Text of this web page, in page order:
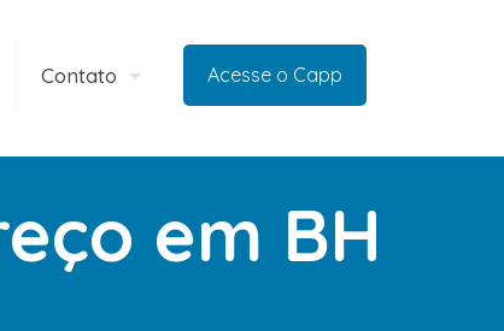
Contato Acesse o Capp
em BH